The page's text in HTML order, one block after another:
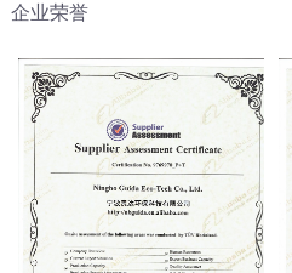
企业荣誉